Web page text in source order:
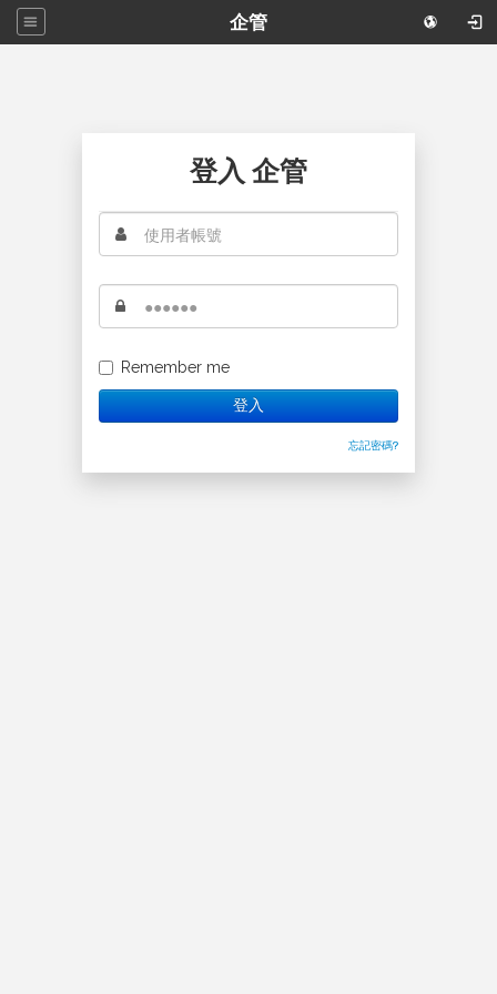
企管
登入 企管
Remember me
登入
忘記密碼?